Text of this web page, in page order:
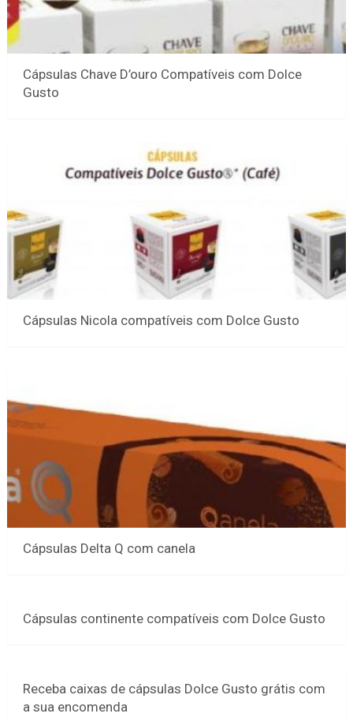
Cápsulas Chave D’ouro Compatíveis com Dolce
Gusto
Cápsulas Nicola compatíveis com Dolce Gusto
Cápsulas Delta Q com canela
Cápsulas continente compatíveis com Dolce Gusto
Receba caixas de cápsulas Dolce Gusto grátis com
a sua encomenda